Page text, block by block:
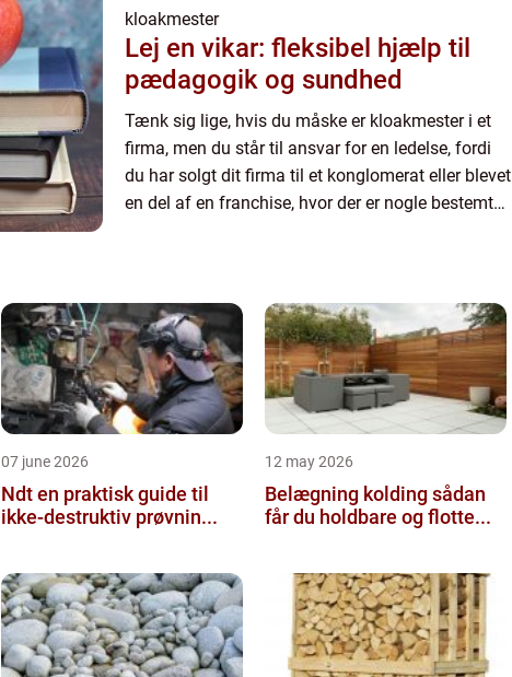
kloakmester
Lej en vikar: fleksibel hjælp til
pædagogik og sundhed
Tænk sig lige, hvis du måske er kloakmester i et
firma, men du står til ansvar for en ledelse, fordi
du har solgt dit firma til et konglomerat eller blevet
en del af en franchise, hvor der er nogle bestemte
07 june 2026
Ndt en praktisk guide til
ikke-destruktiv prøvnin...
12 may 2026
Belægning kolding sådan
får du holdbare og flotte...